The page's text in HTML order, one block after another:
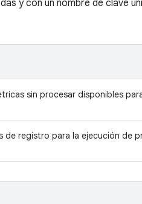
y con un nombre de clave
sin procesar disponibles
de registro para la ejecución de